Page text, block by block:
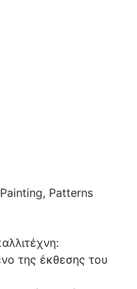
Painting, Patterns
της έκθεσης του